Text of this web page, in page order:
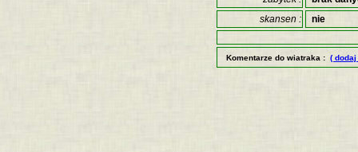
skansen :
nie
Komentarze do wiatraka : (